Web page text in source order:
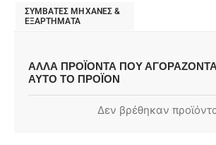
ΣΥΜΒΑΤΕΣ ΜΗΧΑΝΕΣ &
ΕΞΑΡΤΗΜΑΤΑ
ΑΛΛΑ ΠΡΟΪΟΝΤΑ ΠΟΥ
ΑΥΤΟ ΤΟ ΠΡΟΪΟΝ
Δεν βρέθηκαν